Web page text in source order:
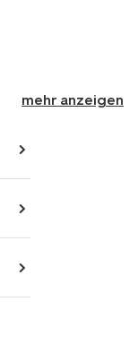
mehr anzeigen